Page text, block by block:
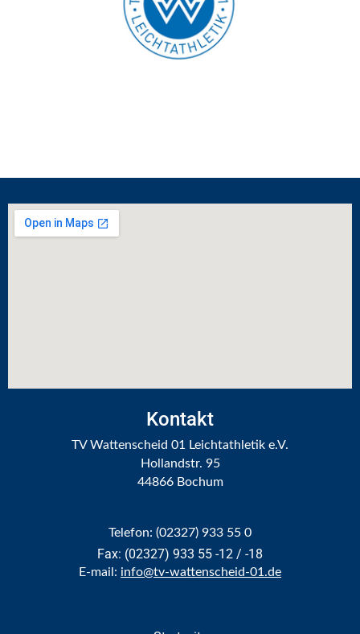
Kontakt
TV Wattenscheid 01 Leichtathletik e.V.
Hollandstr. 95
44866 Bochum
Telefon: (02327) 933 55 0
Fax: (02327) 933 55 -12 / -18
E-mail: info@tv-wattenscheid-01.de